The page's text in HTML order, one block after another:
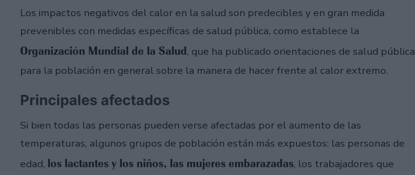
Los impactos negativos del calor en la salud son predecibles y en gran medida
prevenibles con medidas específicas de salud pública, como establece la
Organización Mundial de la Salud, que ha publicado orientaciones de salud pública
para la población en general sobre la manera de hacer frente al calor extremo.
Principales afectados
Si bien todas las personas pueden verse afectadas por el aumento de las
temperaturas, algunos grupos de población están más expuestos: las personas de
edad, los lactantes y los niños, las mujeres embarazadas, los trabajadores que